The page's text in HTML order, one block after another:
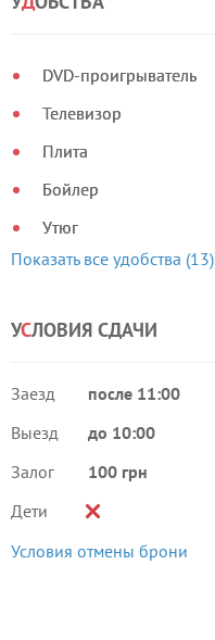
DVD-проигрыватель
Телевизор
Плита
Бойлер
Утюг
Показать все удобства (13)
УСЛОВИЯ СДАЧИ
Заезд
после 11:00
Выезд
до 10:00
Залог
100 грн
Дети
Условия отмены брони